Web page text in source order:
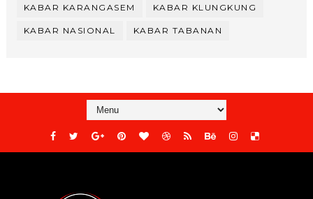
KABAR KARANGASEM KABAR KLUNGKUNG
KABAR NASIONAL KABAR TABANAN